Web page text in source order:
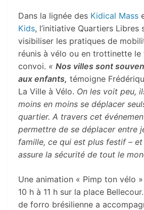
Dans la lignée des Kidical Mass
Kids, l’initiative Quartiers Libres
visibiliser les pratiques de
réunis à vélo ou en trottinette le
convoi. « Nos villes sont
aux enfants, témoigne
La Ville à Vélo. On les voit peu,
moins en moins se déplacer
quartier. A travers cet
permettre de se déplacer entre
famille, ce qui est plus festif –
assure la sécurité de tout le
Une animation « Pimp ton vélo »
10 h à 11 h sur la place
de forro brésilienne a